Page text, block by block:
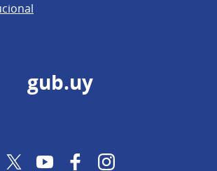
gub.uy
TwitterYouTubeFacebookInstagram